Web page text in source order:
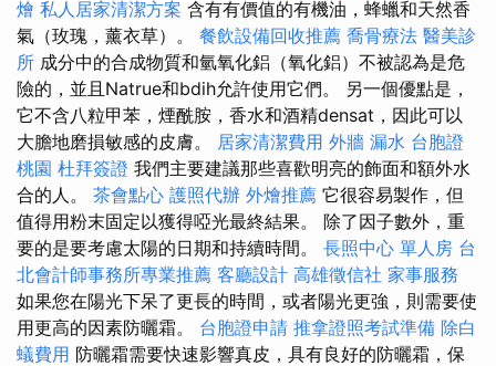
燴 私人居家清潔方案 含有有價值的有機油，蜂蠟和天然香
氣（玫瑰，薰衣草）。 餐飲設備回收推薦 喬骨療法 醫美診
所 成分中的合成物質和氫氧化鋁（氧化鋁）不被認為是危
險的，並且Natrue和bdih允許使用它們。 另一個優點是，
它不含八粒甲苯，煙酰胺，香水和酒精densat，因此可以
大膽地磨損敏感的皮膚。 居家清潔費用 外牆 漏水 台胞證
桃園 杜拜簽證 我們主要建議那些喜歡明亮的飾面和額外水
合的人。 茶會點心 護照代辦 外燴推薦 它很容易製作，但
值得用粉末固定以獲得啞光最終結果。 除了因子數外，重
要的是要考慮太陽的日期和持續時間。 長照中心 單人房 台
北會計師事務所專業推薦 客廳設計 高雄徵信社 家事服務
如果您在陽光下呆了更長的時間，或者陽光更強，則需要使
用更高的因素防曬霜。 台胞證申請 推拿證照考試準備 除白
蟻費用 防曬霜需要快速影響真皮，具有良好的防曬霜，保